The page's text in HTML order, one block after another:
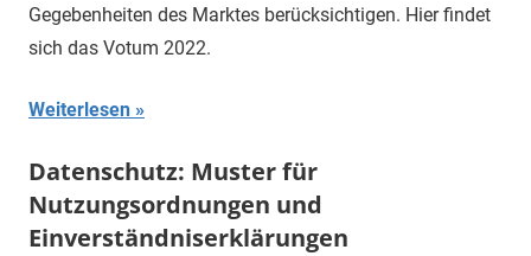
Gegebenheiten des Marktes berücksichtigen. Hier findet
sich das Votum 2022.
Weiterlesen
Datenschutz: Muster für
Nutzungsordnungen und
Einverständniserklärungen